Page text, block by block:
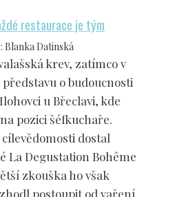
restaurace je tým
: Blanka Datinská
krev, zatímco v
o budoucnosti
u Břeclavi, kde
pozici šéfkuchaře.
dostal
La Degustation Bohême
zkouška ho však
postoupit od vaření